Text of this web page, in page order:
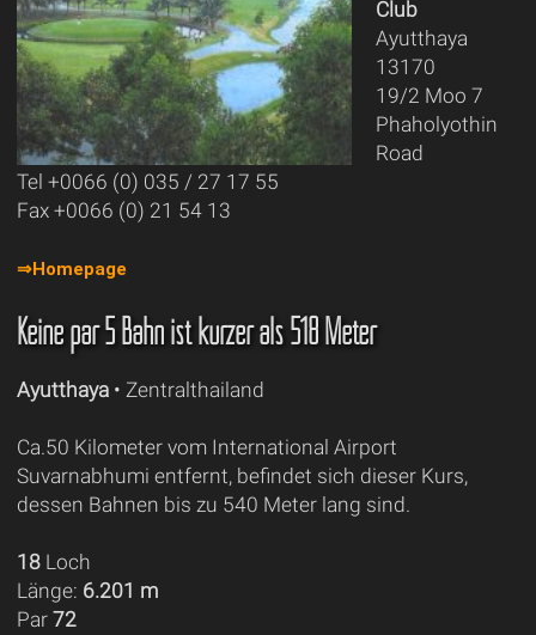
Club
Ayutthaya
13170
19/2 Moo 7
Phaholyothin
Road
Tel +0066 (0) 035 / 27 17 55
Fax +0066 (0) 21 54 13
⇒Homepage
Keine par 5 Bahn ist kürzer als 518 Meter
Ayutthaya• Zentralthailand
Ca.50 Kilometer vom International Airport
Suvarnabhumi entfernt, befindet sich dieser Kurs,
dessen Bahnen bis zu 540 Meter lang sind.
18Loch
Länge: 6.201 m
Par 72